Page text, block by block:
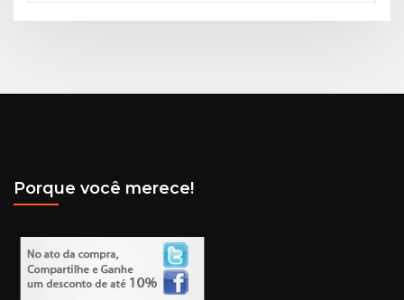
Porque você merece!